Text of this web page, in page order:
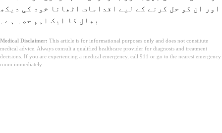
اور ان کو حل کرنے کے لیے اقدامات اٹھانا خود کی دیکھ
بھال کا ایک اہم حصہ ہے۔
Medical Disclaimer: This article is for informational purposes only and does not constitute
medical advice. Always consult a qualified healthcare provider for diagnosis and treatment
decisions. If you are experiencing a medical emergency, call 911 or go to the nearest emergency
room immediately.